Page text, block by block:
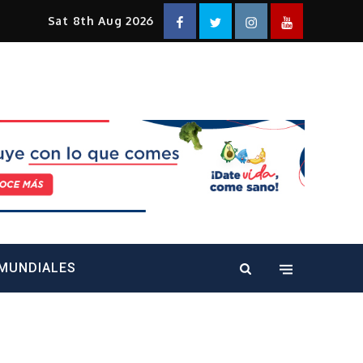
Sat 8th Aug 2026 FacebookTwitterInstagramYouTube